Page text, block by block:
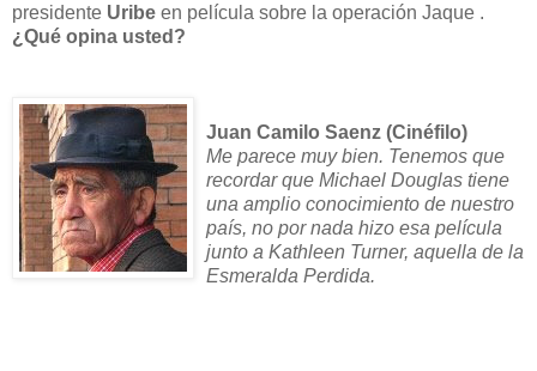
presidente Uribe en película sobre la operación Jaque .
¿Qué opina usted?
Juan Camilo Saenz (Cinéfilo)
Me parece muy bien. Tenemos que
recordar que Michael Douglas tiene
una amplio conocimiento de nuestro
país, no por nada hizo esa película
junto a Kathleen Turner, aquella de la
Esmeralda Perdida.